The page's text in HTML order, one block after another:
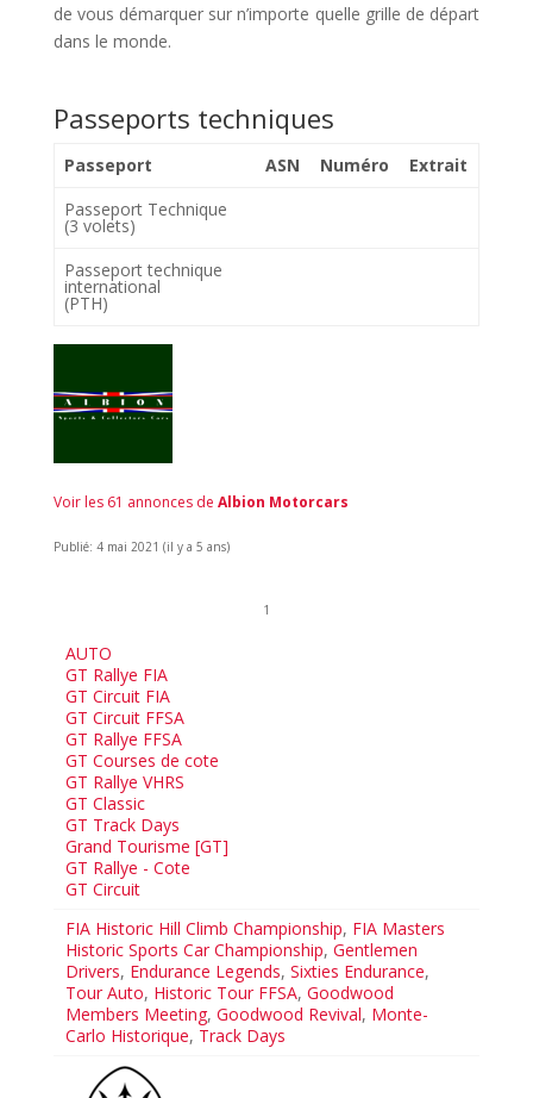
de vous démarquer sur n’importe quelle grille de départ
dans le monde.
Passeports techniques
Passeport ASN Numéro
Extrait
Passeport Technique
(3 volets)
Passeport technique
international
(PTH)
Voir les 61 annonces de Albion Motorcars
Publié: 4 mai 2021 (il y a 5 ans)
1
AUTO
GT Rallye FIA
GT Circuit FIA
GT Circuit FFSA
GT Rallye FFSA
GT Courses de cote
GT Rallye VHRS
GT Classic
GT Track Days
Grand Tourisme [GT]
GT Rallye - Cote
GT Circuit
FIA Historic Hill Climb Championship, FIA Masters
Historic Sports Car Championship,Gentlemen
Drivers, Endurance Legends,Sixties Endurance,
Tour Auto, Historic Tour FFSA,Goodwood
Members Meeting,Goodwood Revival, Monte-
Carlo Historique, Track Days